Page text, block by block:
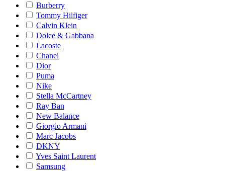
Burberry
Tommy Hilfiger
Calvin Klein
Dolce & Gabbana
Lacoste
Chanel
Dior
Puma
Nike
Stella McCartney
Ray Ban
New Balance
Giorgio Armani
Marc Jacobs
DKNY
Yves Saint Laurent
Samsung